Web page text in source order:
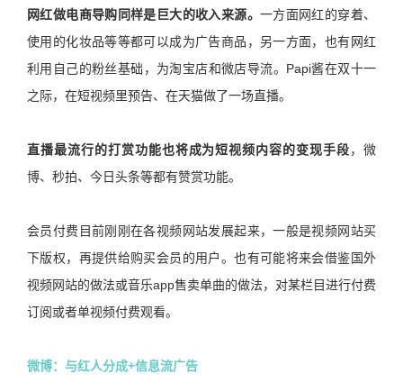
网红做电商导购同样是巨大的收入来源。 一方面网红的穿着、
使用的化妆品等等都可以成为广告商品，另一方面，也有网红
利用自己的粉丝基础，为淘宝店和微店导流。Papi酱在双十一
之际，在短视频里预告、在天猫做了一场直播。
直播最流行的打赏功能也将成为短视频内容的变现手段，微
博、秒拍、今日头条等都有赞赏功能。
会员付费目前刚刚在各视频网站发展起来，一般是视频网站买
下版权，再提供给购买会员的用户。也有可能将来会借鉴国外
视频网站的做法或音乐app售卖单曲的做法，对某栏目进行付费
订阅或者单视频付费观看。
微博：与红人分成+信息流广告